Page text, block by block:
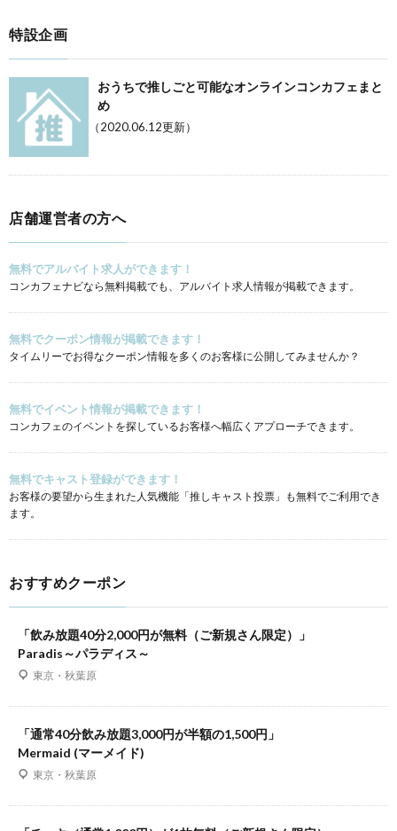
特設企画
おうちで推しごと可能なオンラインコンカフェまと
め
（2020.06.12更新）
店舗運営者の方へ
無料でアルバイト求人ができます！
コンカフェナビなら無料掲載でも、アルバイト求人情報が掲載できます。
無料でクーポン情報が掲載できます！
タイムリーでお得なクーポン情報を多くのお客様に公開してみませんか？
無料でイベント情報が掲載できます！
コンカフェのイベントを探しているお客様へ幅広くアプローチできます。
無料でキャスト登録ができます！
お客様の要望から生まれた人気機能「推しキャスト投票」も無料でご利用でき
ます。
おすすめクーポン
「飲み放題40分2,000円が無料（ご新規さん限定）」
Paradis～パラディス～
東京・秋葉原
「通常40分飲み放題3,000円が半額の1,500円」
Mermaid (マーメイド)
東京・秋葉原